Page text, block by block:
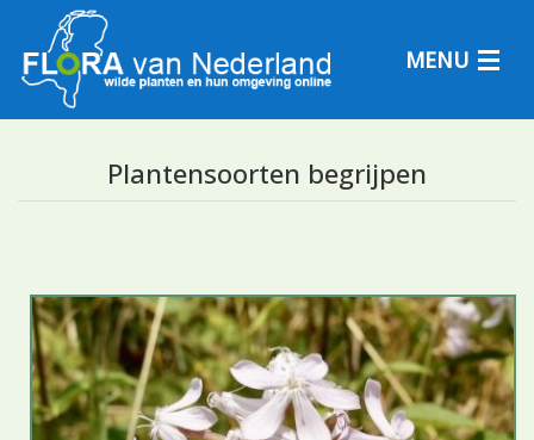
MENU
Determineren
Plantensoorten begrijpen